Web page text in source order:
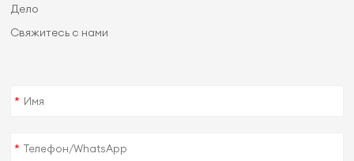
Дело
Свяжитесь с нами
*
*